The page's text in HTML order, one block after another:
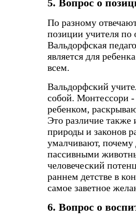
5. Вопрос о
По разному
позиции учителя
Вальдорфская
является для
всем.
Вальдорфский
собой. Монтессори -
ребенком,
Это различие
природы и законов
умалчивают, почему
пассивными
человеческий
раннем детстве в
самое заветное
6. Вопрос о